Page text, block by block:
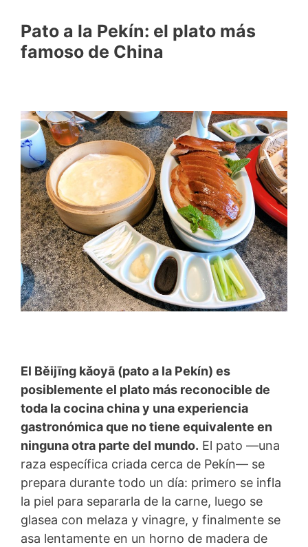
Pato a la Pekín: el plato más
famoso de China
El Běijīng kǎoyā (pato a la Pekín) es
posiblemente el plato más reconocible de
toda la cocina china y una experiencia
gastronómica que no tiene equivalente en
ninguna otra parte del mundo. El pato —una
raza específica criada cerca de Pekín— se
prepara durante todo un día: primero se infla
la piel para separarla de la carne, luego se
glasea con melaza y vinagre, y finalmente se
asa lentamente en un horno de madera de